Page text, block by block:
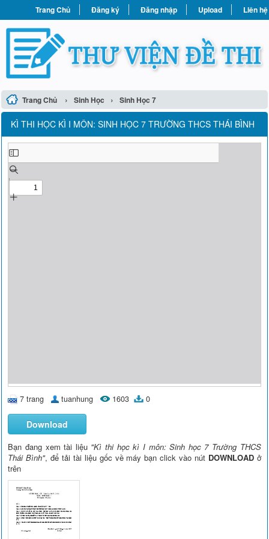
Trang Chủ Đăng ký Đăng nhập Upload Liên hệ
Trang Chủ › Sinh Học › Sinh Học 7
KÌ THI HỌC KÌ I MÔN: SINH HỌC 7 TRƯỜNG THCS THÁI BÌNH
7 trang tuanhung 1603 0
Download
Bạn đang xem tài liệu "Kì thi học kì I môn: Sinh học 7 Trường THCS
Thái Bình", để tải tài liệu gốc về máy bạn click vào nút DOWNLOADở
trên